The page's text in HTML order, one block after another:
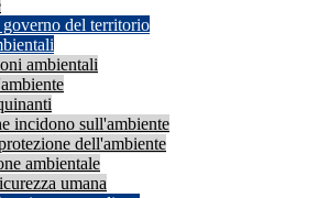
del territorio
ambientali
incidono sull'ambiente
dell'ambiente
ambientale
umana